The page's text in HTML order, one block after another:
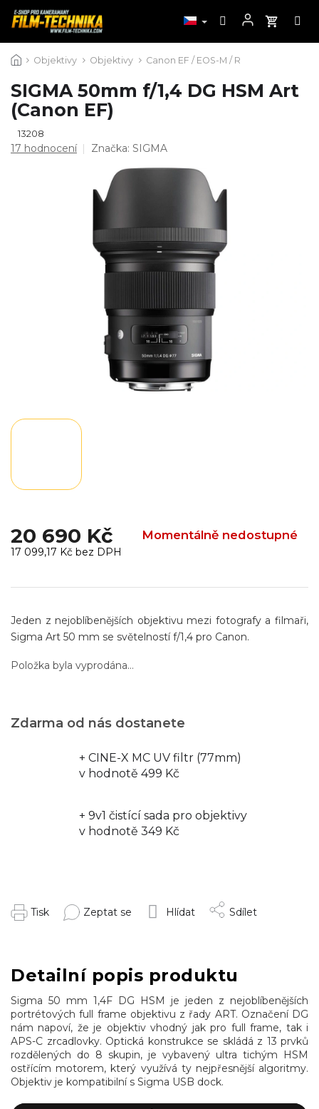
na
Objektivy Objektivy Canon EF / EOS-M / R
SIGMA 50mm f/1,4 DG HSM Art
(Canon EF)
13208
Průměrné
17 hodnocení Značka: SIGMA
20 690 Kč Momentálně nedostupné
17 099,17 Kč bez DPH
cena:
Položka byla vyprodána…
Zdarma od nás dostanete
+ CINE-X MC UV filtr (77mm)
v hodnotě 499 Kč
+ 9v1 čistící sada pro objektivy
v hodnotě 349 Kč
Jeden z nejoblíbenějších objektivu mezi fotografy a filmaři,
Sigma Art 50 mm se světelností f/1,4 pro Canon.
Tisk Zeptat se Hlídat Sdílet
Detailní popis produktu
Sigma 50 mm 1,4F DG HSM je jeden z nejoblíbenějších
portrétových full frame objektivu z řady ART. Označení DG
nám napoví, že je objektiv vhodný jak pro full frame, tak i
APS-C zrcadlovky. Optická konstrukce se skládá z 13 prvků
rozdělených do 8 skupin, je vybavený ultra tichým HSM
ostřícím motorem, který využívá ty nejpřesnější algoritmy.
Objektiv je kompatibilní s Sigma USB dock.